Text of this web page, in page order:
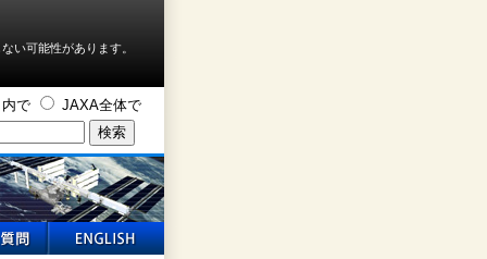
い可能性があります。
で JAXA全体で